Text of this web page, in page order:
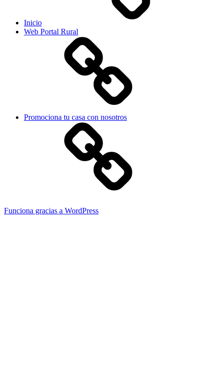
Inicio
Web Portal Rural
Promociona tu casa con nosotros
Funciona gracias a WordPress